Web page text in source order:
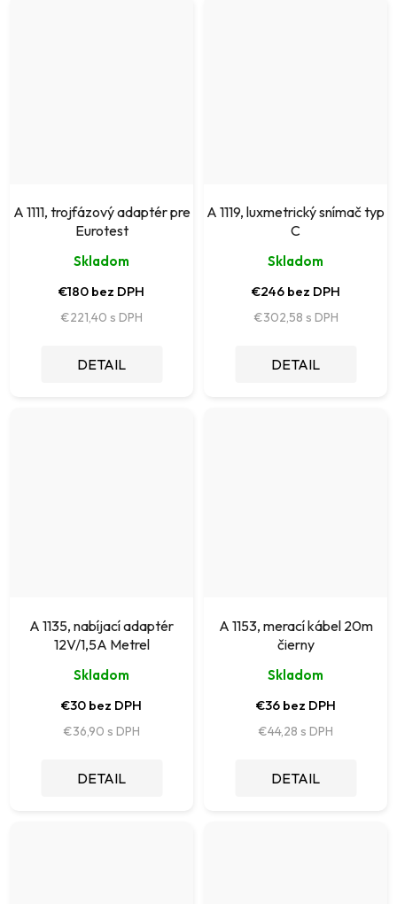
A 1111, trojfázový adaptér pre
Eurotest
Skladom
€180 bez DPH
€221,40
DETAIL
A 1119, luxmetrický snímač typ
C
Skladom
€246 bez DPH
€302,58
DETAIL
A 1135, nabíjací adaptér
12V/1,5A Metrel
Skladom
€30 bez DPH
€36,90
DETAIL
A 1153, merací kábel 20m
čierny
Skladom
€36 bez DPH
€44,28
DETAIL